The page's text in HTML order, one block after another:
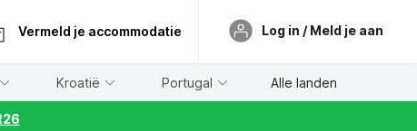
Vermeld je accommodatie Log in / Meld je aan
Kroatië Portugal Alle landen